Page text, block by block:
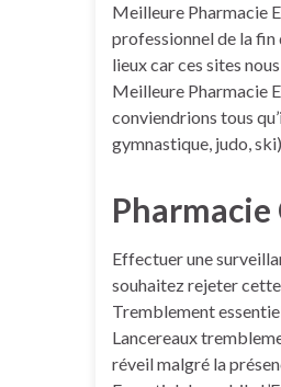
Meilleure Pharmacie
professionnel de la fin
lieux car ces sites
Meilleure Pharmacie
conviendrions tous
gymnastique, judo,
Effectuer une
souhaitez rejeter cette
Tremblement
Lancereaux
réveil malgré la